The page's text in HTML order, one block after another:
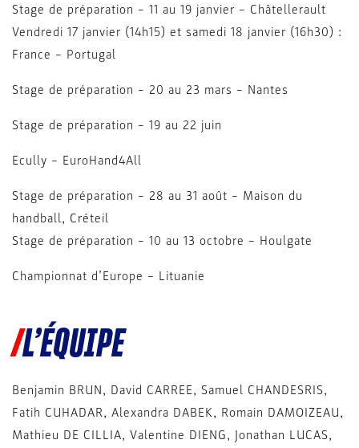
Stage de préparation – 11 au 19 janvier – Châtellerault
Vendredi 17 janvier (14h15) et samedi 18 janvier (16h30) :
France – Portugal
Stage de préparation – 20 au 23 mars – Nantes
Stage de préparation – 19 au 22 juin
Ecully – EuroHand4All
Stage de préparation – 28 au 31 août – Maison du
handball, Créteil
Stage de préparation – 10 au 13 octobre – Houlgate
Championnat d’Europe – Lituanie
L’ÉQUIPE
Benjamin BRUN, David CARREE, Samuel CHANDESRIS,
Fatih CUHADAR, Alexandra DABEK, Romain DAMOIZEAU,
Mathieu DE CILLIA, Valentine DIENG, Jonathan LUCAS,